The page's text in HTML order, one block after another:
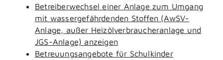
Betreiberwechsel einer Anlage zum Umgang
mit wassergefährdenden Stoffen (AwSV-
Anlage, außer Heizölverbraucheranlage und
JGS-Anlage) anzeigen
Betreuungsangebote für Schulkinder